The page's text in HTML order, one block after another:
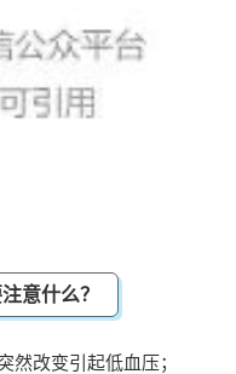
意什么？
然改变引起低血压；